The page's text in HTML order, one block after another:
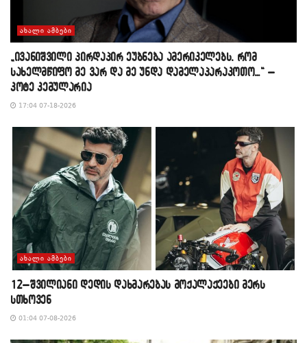
ᲐᲮᲐᲚᲘ ᲐᲛᲑᲔᲑᲘ
„ივანიშვილი პირდაპირ ეუბნება ამერიკელებს, რომ
სახელმწიფო მე ვარ და მე უნდა დამელაპარაკოთო…“ –
კოტე კემულარია
17:04 07-18-2026
ᲐᲮᲐᲚᲘ ᲐᲛᲑᲔᲑᲘ
12–შვილიანი დედის დახმარებას მოქალაქეები მერს
სთხოვენ
01:04 07-08-2026